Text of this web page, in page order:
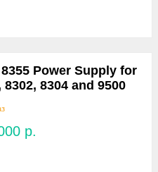
Power Supply for
8302, 8304 and 9500
р.